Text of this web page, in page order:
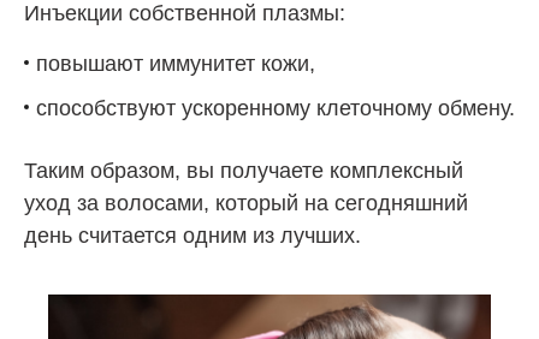
Инъекции собственной плазмы:
повышают иммунитет кожи,
способствуют ускоренному клеточному обмену.
Таким образом, вы получаете комплексный
уход за волосами, который на сегодняшний
день считается одним из лучших.